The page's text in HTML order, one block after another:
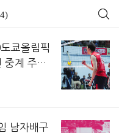
쿄올림픽
계 주의-
일간 열립니다. 아래 경기일정, 경기
남자배구